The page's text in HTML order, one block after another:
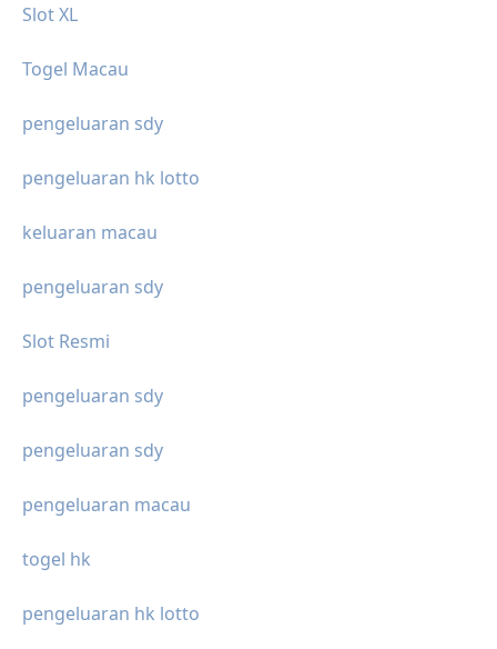
Slot XL
Togel Macau
pengeluaran sdy
pengeluaran hk lotto
keluaran macau
pengeluaran sdy
Slot Resmi
pengeluaran sdy
pengeluaran sdy
pengeluaran macau
togel hk
pengeluaran hk lotto